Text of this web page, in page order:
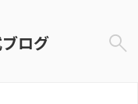
ログ